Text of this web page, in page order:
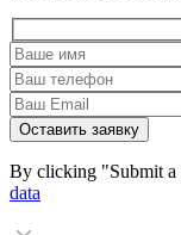
By clicking "Submit a
data